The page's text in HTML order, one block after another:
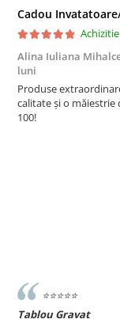
Alina Iuliana
luni
Produse
calitate și o măiestrie
100!
⭐️⭐️⭐️⭐️⭐️
Tablou Gravat